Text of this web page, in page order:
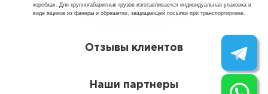
коробках. Для крупногабаритных грузов изготавливается индивидуальная упаковка в
виде ящиков из фанеры и обрешетки, защищающей посылки при транспортировке.
Отзывы клиентов
Наши партнеры